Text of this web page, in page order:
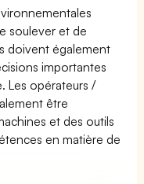
soulever et de
doivent également
importantes
Les opérateurs /
être
et des outils
en matière de